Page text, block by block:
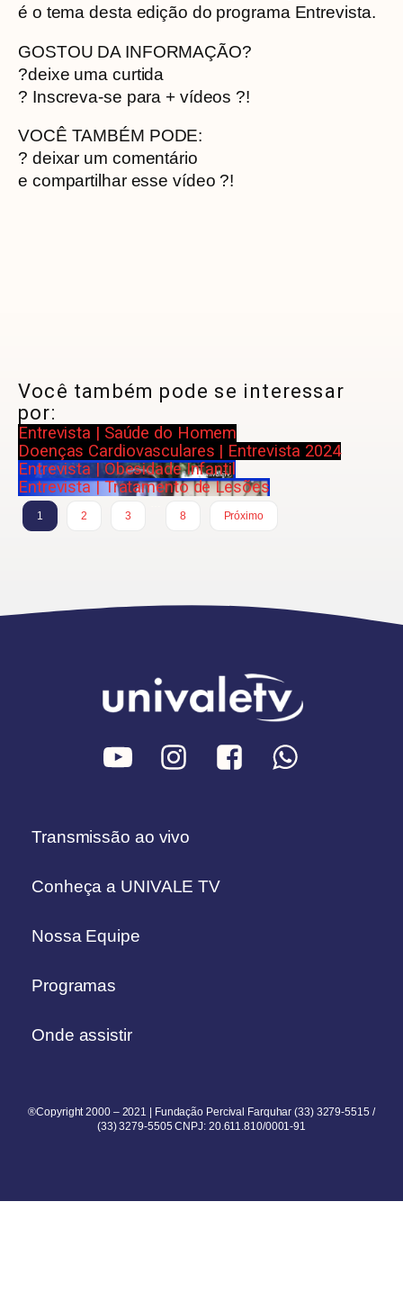
é o tema desta edição do programa Entrevista.
GOSTOU DA INFORMAÇÃO?
?deixe uma curtida
? Inscreva-se para + vídeos ?!
VOCÊ TAMBÉM PODE:
? deixar um comentário
e compartilhar esse vídeo ?!
Você também pode se interessar
por:
Entrevista | Saúde do Homem
Doenças Cardiovasculares | Entrevista 2024
Entrevista | Obesidade Infantil
Entrevista | Tratamento de Lesões
1 2 3
8
Próximo
Transmissão ao vivo
Conheça a UNIVALE TV
Nossa Equipe
Programas
Onde assistir
®Copyright 2000 – 2021 | Fundação Percival Farquhar (33) 3279-5515 /
(33) 3279-5505 CNPJ: 20.611.810/0001-91